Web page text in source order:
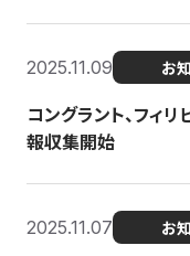
2025.11.09 お
コングラント、フィ
報収集開始
2025.11.07 お